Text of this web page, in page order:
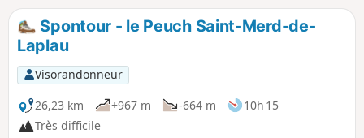
Spontour - le Peuch Saint-Merd-de-
Laplau
Visorandonneur
26,23 km
+967 m -664 m
10h 15
Très difficile